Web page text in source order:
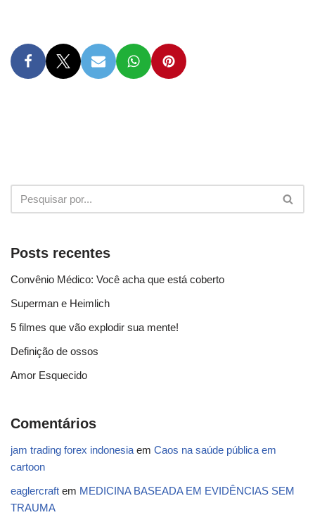
Posts recentes
Convênio Médico: Você acha que está coberto
Superman e Heimlich
5 filmes que vão explodir sua mente!
Definição de ossos
Amor Esquecido
Comentários
jam trading forex indonesia em Caos na saúde pública em
cartoon
eaglercraft em MEDICINA BASEADA EM EVIDÊNCIAS SEM
TRAUMA